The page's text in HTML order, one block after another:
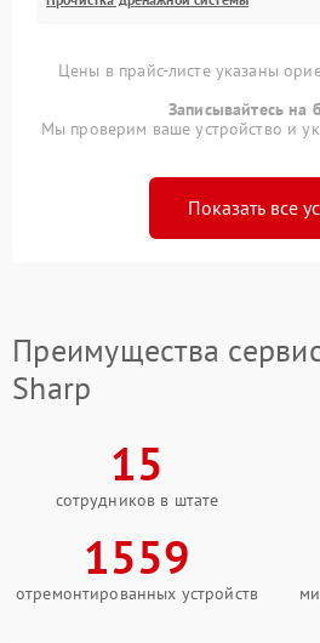
Цены в прайс-листе указаны
Записывайтесь на
Мы проверим ваше устройство и
Показать все
Преимущества
Sharp
15
сотрудников в штате
1559
отремонтированных устройств